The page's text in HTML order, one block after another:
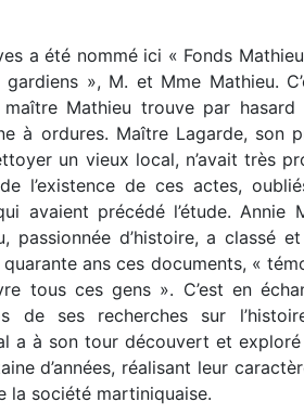
a été nommé ici « Fonds
», M. et Mme Mathieu.
Mathieu trouve par hasard
à ordures. Maître Lagarde, son
un vieux local, n’avait très
l’existence de ces actes,
avaient précédé l’étude. Annie
passionnée d’histoire, a classé
ans ces documents, «
tous ces gens ». C’est en
de ses recherches sur
a à son tour découvert et
d’années, réalisant leur
la société martiniquaise.